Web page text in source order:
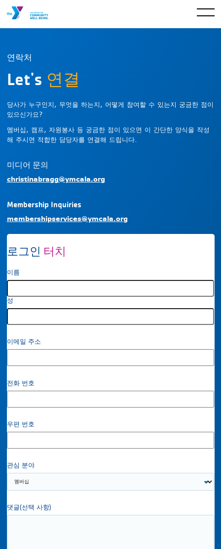
연락처
Let's 연결
당사가 누구인지, 무엇을 하는지, 어떻게 참여할 수 있는지 궁금한 점이
있으신가요?
멤버십, 캠프, 자원봉사 등 궁금한 점이 있으면 이 간단한 양식을 작성
해 주시면 적합한 담당자를 연결해 드립니다.
미디어 문의
christinabragg@ymcala.org
Membership Inquiries
membershipservices@ymcala.org
로그인 터치
이
름
이름
성
이메일 주소
전화 번호
우편 번호
관심 분야
댓글(선택 사항)